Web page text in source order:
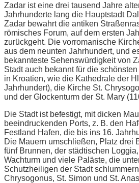
Zadar ist eine drei tausend Jahre
Jahrhunderte lang die Hauptstadt
Zadar bewahrt die antiken
römisches Forum, auf dem ersten
zurückgeht. Die vorromanische
aus dem neunten Jahrhundert, und
bekannteste Sehenswürdigkeit von
Stadt auch bekannt für die
in Kroatien, wie die Kathedrale der
Jahrhundert), die Kirche St.
und der Glockenturm der St. Mary
Die Stadt ist befestigt, mit dicken
beeindruckenden Ports, z. B. den
Festland Hafen, die bis ins 16.
Die Mauern umschließen, Platz drei
fünf Brunnen, der städtischen
Wachturm und viele Paläste, die
Schutzheiligen der Stadt
Chrysogonus, St. Simon und St.